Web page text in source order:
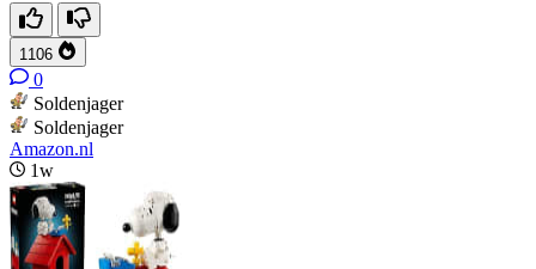
1106
0
Soldenjager
Soldenjager
Amazon.nl
1w